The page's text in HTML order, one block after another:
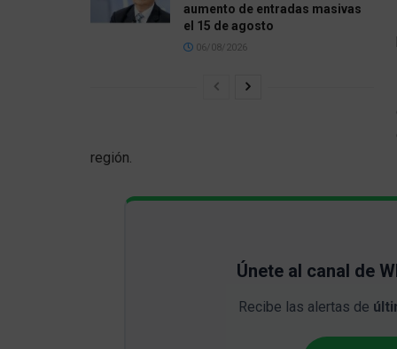
aumento de entradas masivas
el 15 de agosto
06/08/2026
región.
Únete al canal de
Recibe las alertas de